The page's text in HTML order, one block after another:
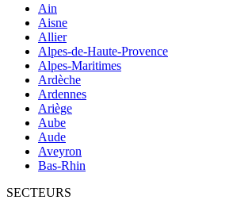
Ain
Aisne
Allier
Alpes-de-Haute-Provence
Alpes-Maritimes
Ardèche
Ardennes
Ariège
Aube
Aude
Aveyron
Bas-Rhin
SECTEURS